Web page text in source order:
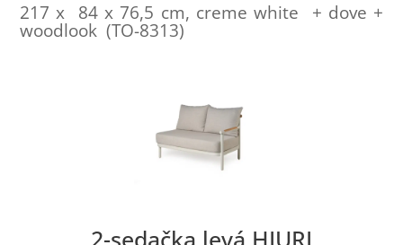
217 x 84 x 76,5 cm, creme white + dove +
woodlook (TO-8313)